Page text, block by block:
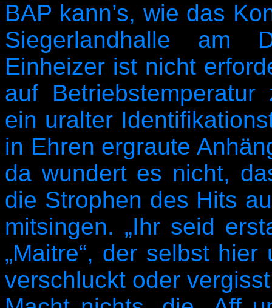
BAP kann’s, wie das
Siegerlandhalle am
Einheizer ist nicht
auf Betriebstemperatur
ein uralter
in Ehren ergraute
da wundert es nicht,
die Strophen des Hits
mitsingen. „Ihr seid
„Maitre“, der selbst
verschluckt oder